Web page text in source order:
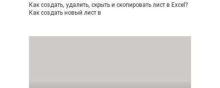
Как создать, удалить, скрыть и скопировать лист в Excel?
Как создать новый лист в